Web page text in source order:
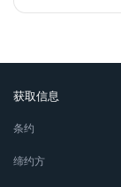
获取信息
条约
缔约方